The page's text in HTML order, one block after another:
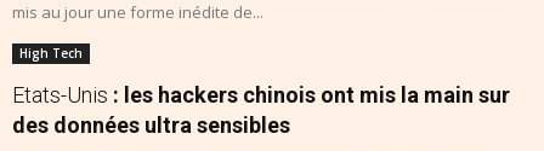
mis au jour une forme inédite de...
High Tech
Etats-Unis : les hackers chinois ont mis la main sur
des données ultra sensibles